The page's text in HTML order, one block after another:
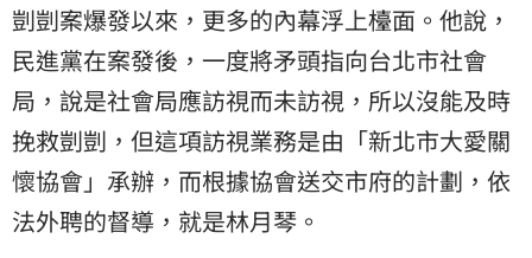
剴剴案爆發以來，更多的內幕浮上檯面。他說，
民進黨在案發後，一度將矛頭指向台北市社會
局，說是社會局應訪視而未訪視，所以沒能及時
挽救剴剴，但這項訪視業務是由「新北市大愛關
懷協會」承辦，而根據協會送交市府的計劃，依
法外聘的督導，就是林月琴。